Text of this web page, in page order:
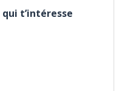
t’intéresse